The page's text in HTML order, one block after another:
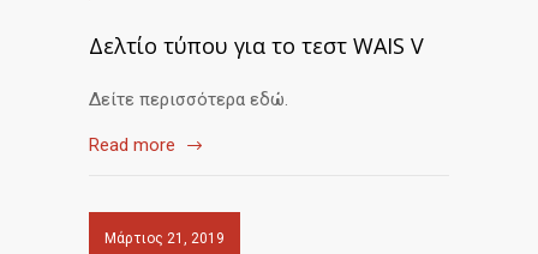
Δελτίο τύπου για το τεστ WAIS V
Δείτε περισσότερα εδώ.
Read more
Μάρτιος 21, 2019